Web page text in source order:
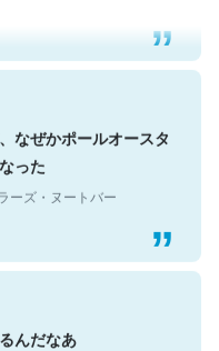
なぜかポールオースタ
った
ーズ・ヌートバー
んだなあ